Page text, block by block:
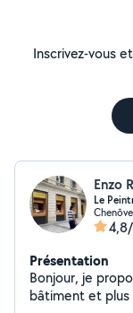
Inscrivez-vous
Enzo
Le
Présentation
Bonjour, je
bâtiment et plus